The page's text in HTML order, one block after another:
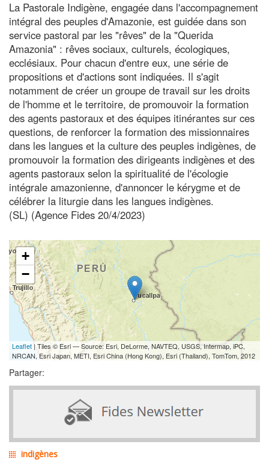
La Pastorale Indigène, engagée dans l'accompagnement
intégral des peuples d'Amazonie, est guidée dans son
service pastoral par les "rêves" de la "Querida
Amazonia" : rêves sociaux, culturels, écologiques,
ecclésiaux. Pour chacun d'entre eux, une série de
propositions et d'actions sont indiquées. Il s'agit
notamment de créer un groupe de travail sur les droits
de l'homme et le territoire, de promouvoir la formation
des agents pastoraux et des équipes itinérantes sur ces
questions, de renforcer la formation des missionnaires
dans les langues et la culture des peuples indigènes, de
promouvoir la formation des dirigeants indigènes et des
agents pastoraux selon la spiritualité de l'écologie
intégrale amazonienne, d'annoncer le kérygme et de
célébrer la liturgie dans les langues indigènes.
(SL) (Agence Fides 20/4/2023)
+
−
Leaflet| Tiles © Esri — Source: Esri, DeLorme, NAVTEQ, USGS, Intermap, iPC,
NRCAN, Esri Japan, METI, Esri China (Hong Kong), Esri (Thailand), TomTom, 2012
Partager:
indigènes